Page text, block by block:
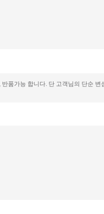
품가능 합니다. 단 고객님의 단순 변